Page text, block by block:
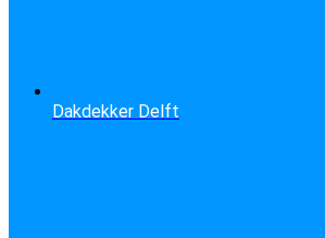
Dakdekker Delft